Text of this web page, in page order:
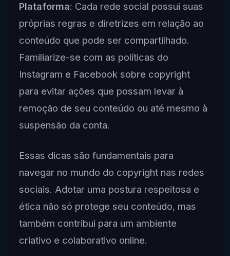
Plataforma: Cada rede social possui suas
próprias regras e diretrizes em relação ao
conteúdo que pode ser compartilhado.
Familiarize-se com as políticas do
Instagram e Facebook sobre copyright
para evitar ações que possam levar à
remoção de seu conteúdo ou até mesmo à
suspensão da conta.
Essas dicas são fundamentais para
navegar no mundo do copyright nas redes
sociais. Adotar uma postura respeitosa e
ética não só protege seu conteúdo, mas
também contribui para um ambiente
criativo e colaborativo online.